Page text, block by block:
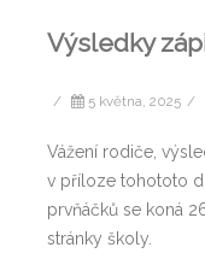
Výsledky
/ 5 května, 2025 /
Vážení rodiče,
v příloze tohototo
prvňáčků se koná
stránky školy.